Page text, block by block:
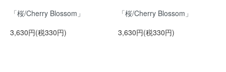
「桜/Cherry Blossom」
3,630円(税330円)
「桜/Cherry Blossom」
3,630円(税330円)